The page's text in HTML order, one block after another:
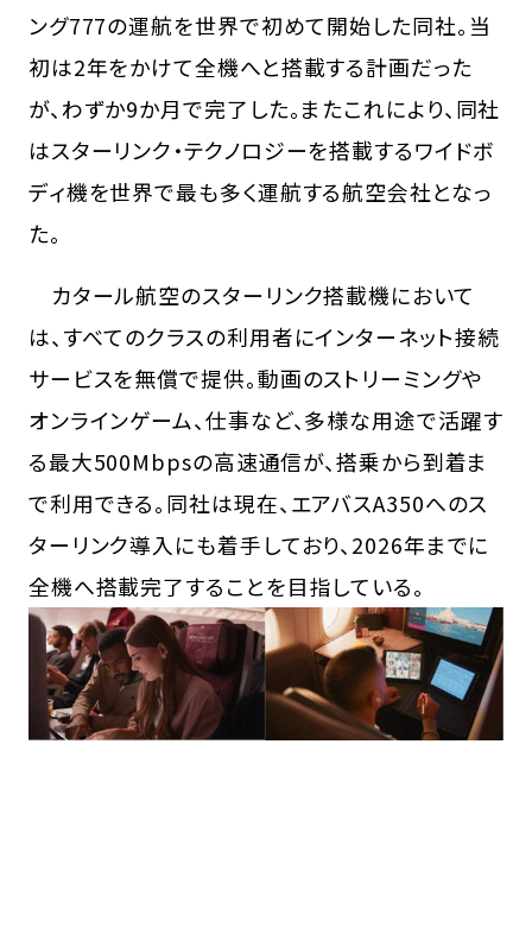
ング777の運航を世界で初めて開始した同社。当
初は2年をかけて全機へと搭載する計画だった
が、わずか9か月で完了した。またこれにより、同社
はスターリンク・テクノロジーを搭載するワイドボ
ディ機を世界で最も多く運航する航空会社となっ
た。
カタール航空のスターリンク搭載機において
は、すべてのクラスの利用者にインターネット接続
サービスを無償で提供。動画のストリーミングや
オンラインゲーム、仕事など、多様な用途で活躍す
る最大500Mbpsの高速通信が、搭乗から到着ま
で利用できる。同社は現在、エアバスA350へのス
ターリンク導入にも着手しており、2026年までに
全機へ搭載完了することを目指している。